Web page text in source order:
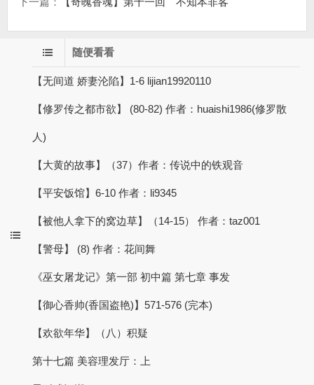
随便看看
【无间道 娇妻沦陷】1-6 lijian19920110
【修罗传之都市欲】 (80-82) 作者：huaishi1986(修罗散
人)
【大黄的故事】（37）作者：传说中的铁观音
【平安饭馆】6-10 作者：li9345
【被他人拿下的窝边草】（14-15） 作者：taz001
【警母】 (8) 作者：花间舞
《巫女屠龙记》第一部 初中篇 第七章 事发
【御心香帅(香国盗艳)】571-576 (完本)
【欢欲年华】（八）积疑
第十七篇 美容理发厅：上